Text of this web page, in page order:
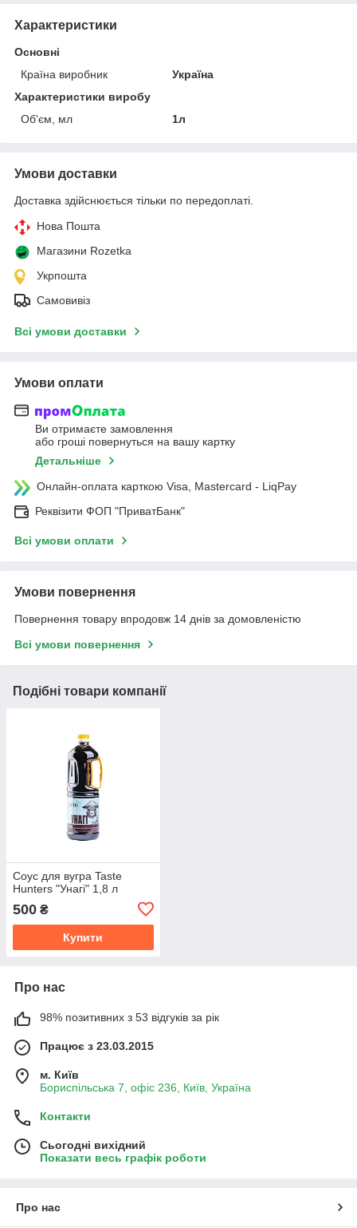
Характеристики
Основні
Країна виробник
Україна
Характеристики виробу
Об'єм, мл
1л
Умови доставки
Доставка здійснюється тільки по передоплаті.
Нова Пошта
Магазини Rozetka
Укрпошта
Самовивіз
Всі умови доставки
Умови оплати
Ви отримаєте замовлення
або гроші повернуться на вашу картку
Детальніше
Онлайн-оплата карткою Visa, Mastercard - LiqPay
Реквізити ФОП "ПриватБанк"
Всі умови оплати
Умови повернення
Повернення товару впродовж 14 днів за домовленістю
Всі умови повернення
Подібні товари компанії
Соус для вугра Taste
Hunters "Унагі" 1,8 л
500 ₴
Купити
Про нас
98% позитивних з 53 відгуків за рік
Працює з 23.03.2015
м. Київ
Бориспільська 7, офіс 236, Київ, Україна
Контакти
Сьогодні вихідний
Показати весь графік роботи
Про нас